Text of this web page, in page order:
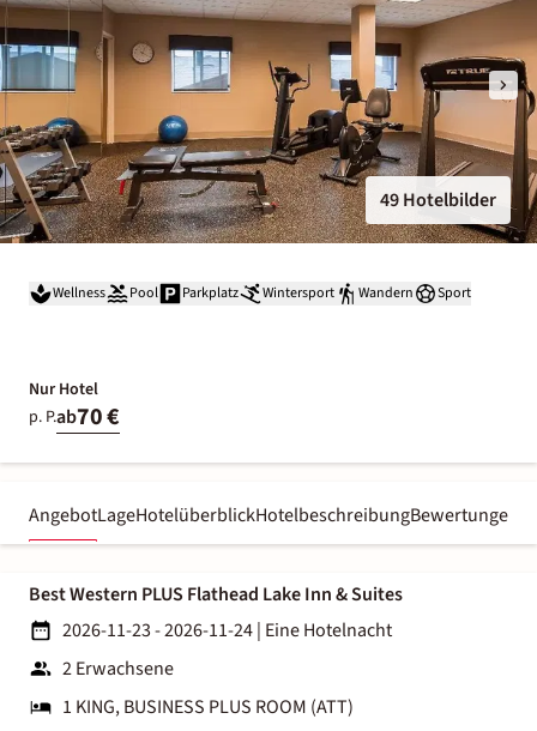
49 Hotelbilder
Wellness Pool Parkplatz Wintersport Wandern Sport
Nur Hotel
p. P.ab70 €
AngebotLageHotelüberblickHotelbeschreibungBewertungen
Best Western PLUS Flathead Lake Inn & Suites
2026-11-23 - 2026-11-24| Eine Hotelnacht
2 Erwachsene
1 KING, BUSINESS PLUS ROOM (ATT)